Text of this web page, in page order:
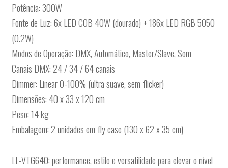
Potência: 300W
Fonte de Luz: 6x LED COB 40W (dourado) + 186x LED RGB 5050
(0.2W)
Modos de Operação: DMX, Automático, Master/Slave, Som
Canais DMX: 24 / 34 / 64 canais
Dimmer: Linear 0-100% (ultra suave, sem flicker)
Dimensões: 40 x 33 x 120 cm
Peso: 14 kg
Embalagem: 2 unidades em fly case (130 x 62 x 35 cm)
LL-VTG640: performance, estilo e versatilidade para elevar o nível